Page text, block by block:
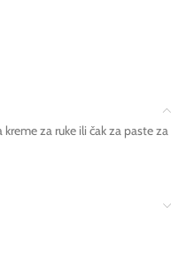
za ruke ili čak za paste za